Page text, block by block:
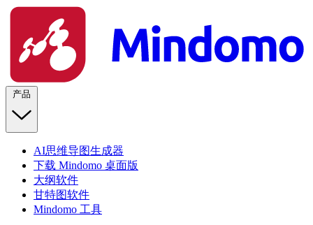
产品
AI思维导图生成器
下载 Mindomo 桌面版
大纲软件
甘特图软件
Mindomo 工具